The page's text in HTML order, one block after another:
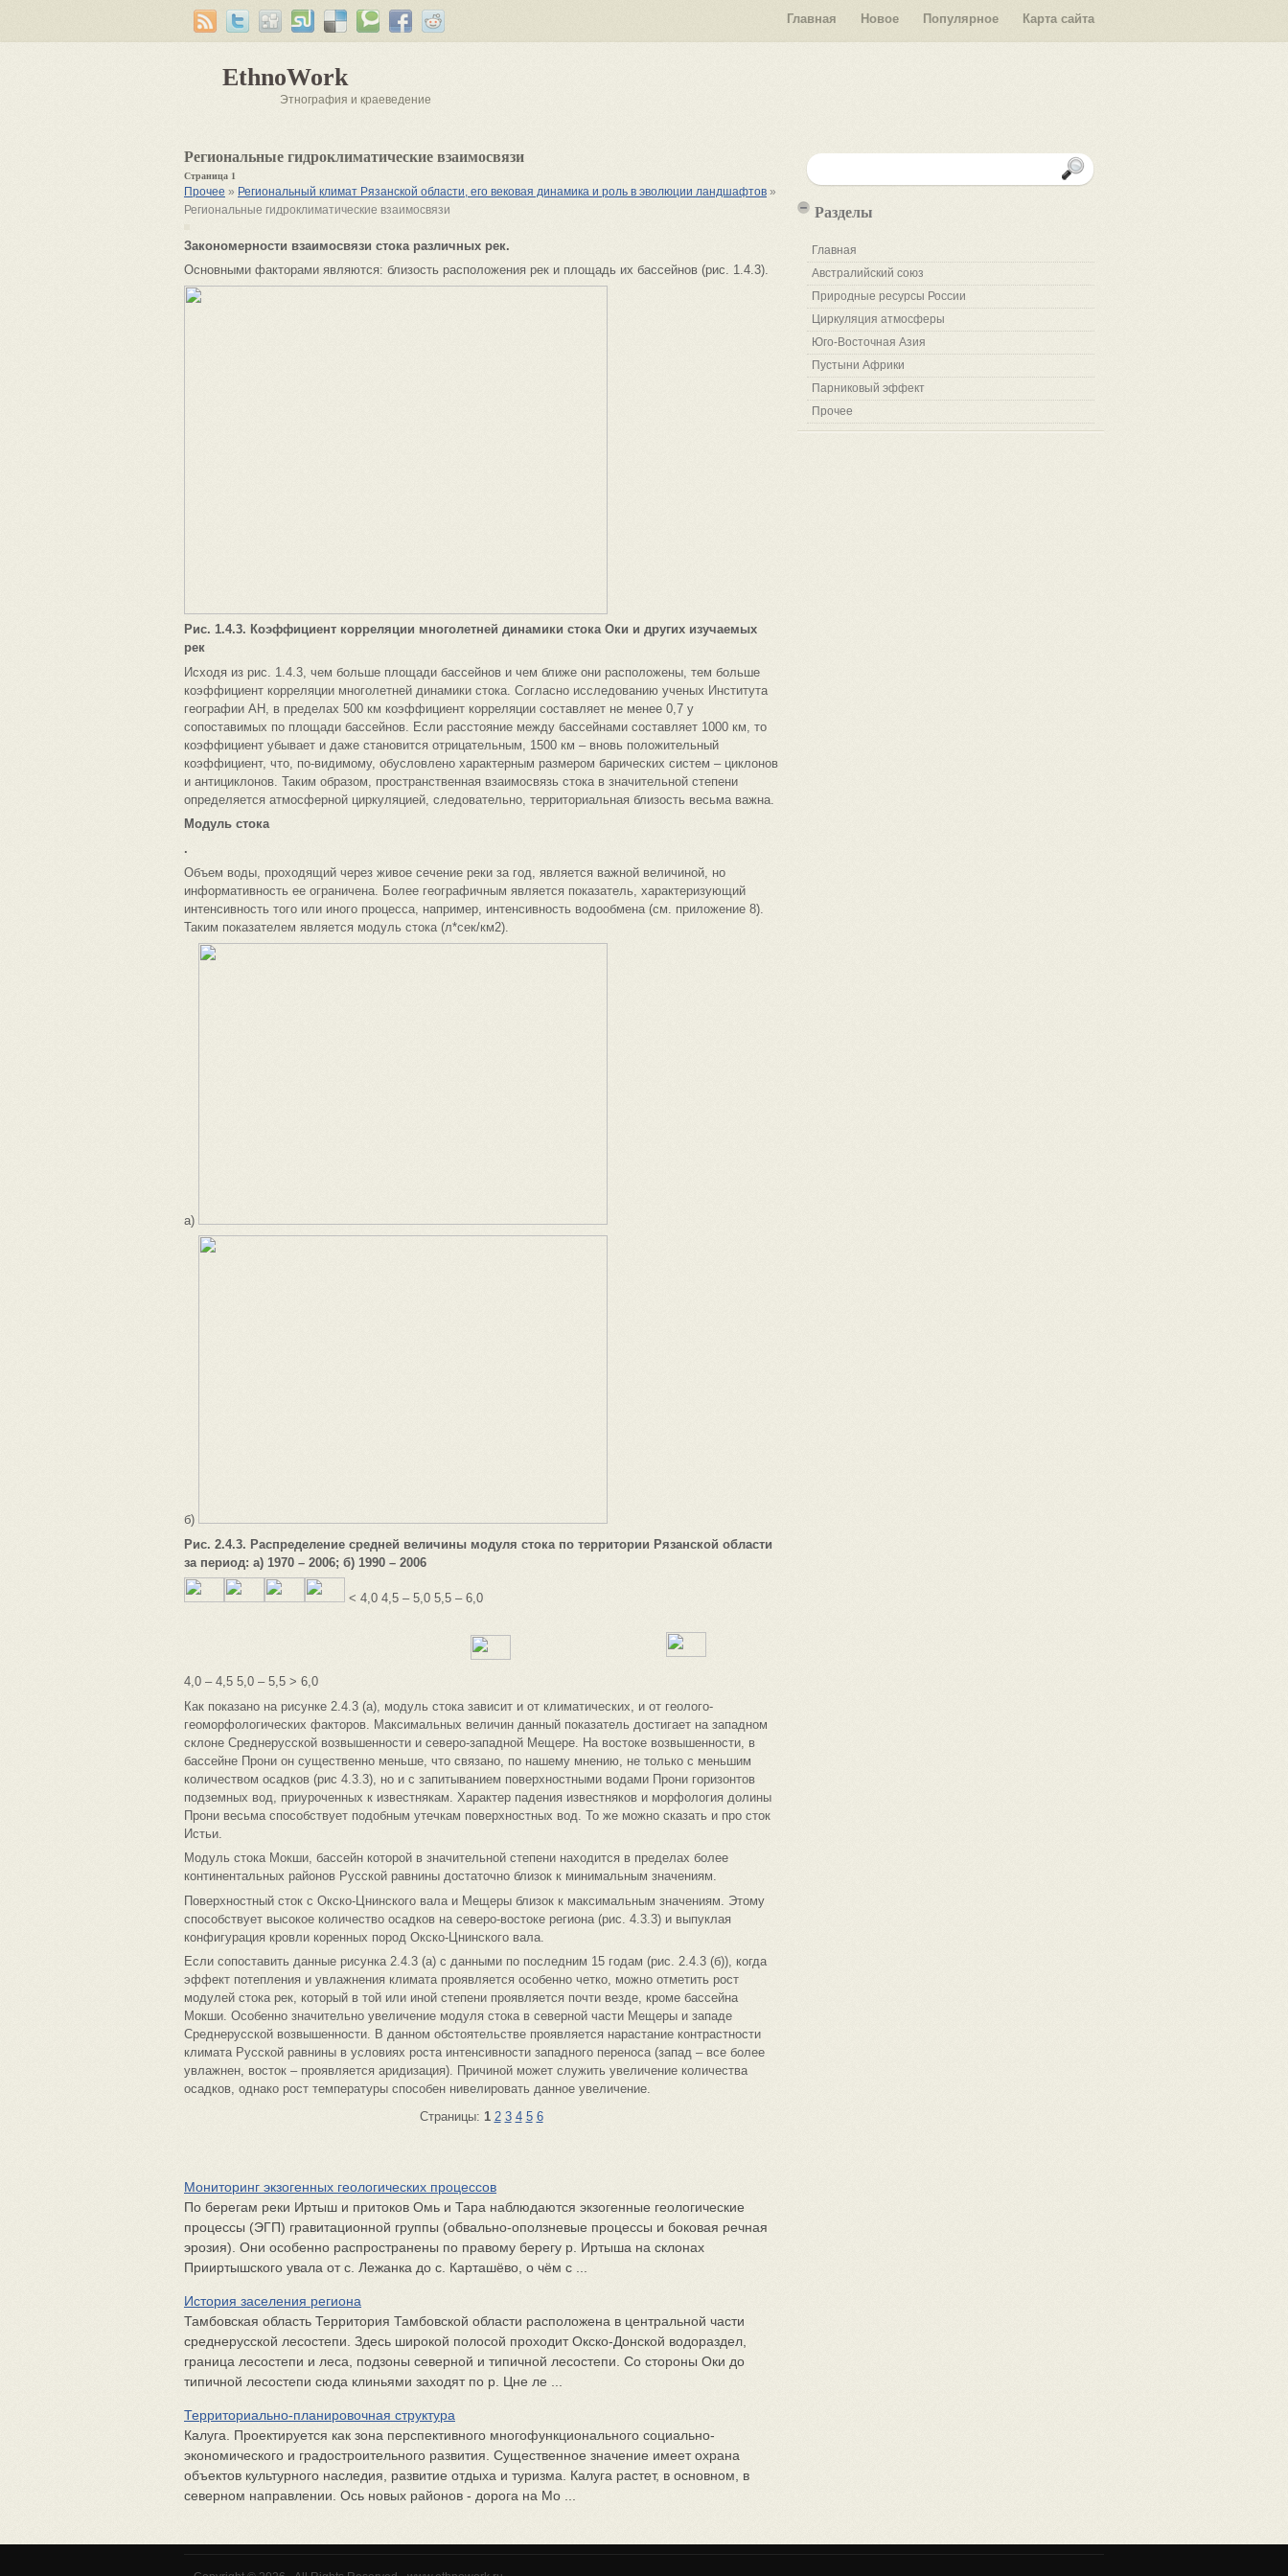
EthnoWork
Этнография и краеведение
Главная Новое Популярное Карта сайта
Региональные гидроклиматические взаимосвязи
Страница 1
Прочее » Региональный климат Рязанской области, его вековая динамика и роль в эволюции ландшафтов »
Региональные гидроклиматические взаимосвязи
Закономерности взаимосвязи стока различных рек.
Основными факторами являются: близость расположения рек и площадь их бассейнов (рис. 1.4.3).
Рис. 1.4.3. Коэффициент корреляции многолетней динамики стока Оки и других изучаемых
рек
Исходя из рис. 1.4.3, чем больше площади бассейнов и чем ближе они расположены, тем больше
коэффициент корреляции многолетней динамики стока. Согласно исследованию ученых Института
географии АН, в пределах 500 км коэффициент корреляции составляет не менее 0,7 у
сопоставимых по площади бассейнов. Если расстояние между бассейнами составляет 1000 км, то
коэффициент убывает и даже становится отрицательным, 1500 км – вновь положительный
коэффициент, что, по-видимому, обусловлено характерным размером барических систем – циклонов
и антициклонов. Таким образом, пространственная взаимосвязь стока в значительной степени
определяется атмосферной циркуляцией, следовательно, территориальная близость весьма важна.
Модуль стока
.
Объем воды, проходящий через живое сечение реки за год, является важной величиной, но
информативность ее ограничена. Более географичным является показатель, характеризующий
интенсивность того или иного процесса, например, интенсивность водообмена (см. приложение 8).
Таким показателем является модуль стока (л*сек/км2).
а)
б)
Рис. 2.4.3. Распределение средней величины модуля стока по территории Рязанской области
за период: а) 1970 – 2006; б) 1990 – 2006
< 4,0 4,5 – 5,0 5,5 – 6,0
4,0 – 4,5 5,0 – 5,5 > 6,0
Как показано на рисунке 2.4.3 (а), модуль стока зависит и от климатических, и от геолого-
геоморфологических факторов. Максимальных величин данный показатель достигает на западном
склоне Среднерусской возвышенности и северо-западной Мещере. На востоке возвышенности, в
бассейне Прони он существенно меньше, что связано, по нашему мнению, не только с меньшим
количеством осадков (рис 4.3.3), но и с запитыванием поверхностными водами Прони горизонтов
подземных вод, приуроченных к известнякам. Характер падения известняков и морфология долины
Прони весьма способствует подобным утечкам поверхностных вод. То же можно сказать и про сток
Истьи.
Модуль стока Мокши, бассейн которой в значительной степени находится в пределах более
континентальных районов Русской равнины достаточно близок к минимальным значениям.
Поверхностный сток с Окско-Цнинского вала и Мещеры близок к максимальным значениям. Этому
способствует высокое количество осадков на северо-востоке региона (рис. 4.3.3) и выпуклая
конфигурация кровли коренных пород Окско-Цнинского вала.
Если сопоставить данные рисунка 2.4.3 (а) с данными по последним 15 годам (рис. 2.4.3 (б)), когда
эффект потепления и увлажнения климата проявляется особенно четко, можно отметить рост
модулей стока рек, который в той или иной степени проявляется почти везде, кроме бассейна
Мокши. Особенно значительно увеличение модуля стока в северной части Мещеры и западе
Среднерусской возвышенности. В данном обстоятельстве проявляется нарастание контрастности
климата Русской равнины в условиях роста интенсивности западного переноса (запад – все более
увлажнен, восток – проявляется аридизация). Причиной может служить увеличение количества
осадков, однако рост температуры способен нивелировать данное увеличение.
Страницы: 1 2 3 4 5 6
Мониторинг экзогенных геологических процессов
По берегам реки Иртыш и притоков Омь и Тара наблюдаются экзогенные геологические
процессы (ЭГП) гравитационной группы (обвально-оползневые процессы и боковая речная
эрозия). Они особенно распространены по правому берегу р. Иртыша на склонах
Прииртышского увала от с. Лежанка до с. Карташёво, о чём с ...
История заселения региона
Тамбовская область Территория Тамбовской области расположена в центральной части
среднерусской лесостепи. Здесь широкой полосой проходит Окско-Донской водораздел,
граница лесостепи и леса, подзоны северной и типичной лесостепи. Со стороны Оки до
типичной лесостепи сюда клиньями заходят по р. Цне ле ...
Территориально-планировочная структура
Калуга. Проектируется как зона перспективного многофункционального социально-
экономического и градостроительного развития. Существенное значение имеет охрана
объектов культурного наследия, развитие отдыха и туризма. Калуга растет, в основном, в
северном направлении. Ось новых районов - дорога на Мо ...
Разделы
Главная
Австралийский союз
Природные ресурсы России
Циркуляция атмосферы
Юго-Восточная Азия
Пустыни Африки
Парниковый эффект
Прочее